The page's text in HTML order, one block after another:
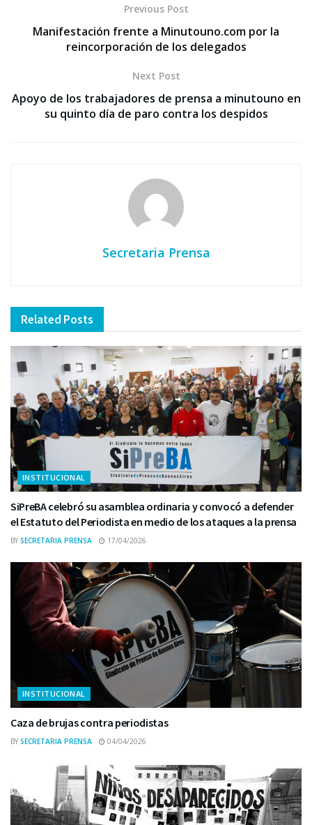
Previous Post
Manifestación frente a Minutouno.com por la
reincorporación de los delegados
Next Post
Apoyo de los trabajadores de prensa a minutouno en
su quinto día de paro contra los despidos
Secretaria Prensa
Related Posts
INSTITUCIONAL
SiPreBA celebró su asamblea ordinaria y convocó a defender
el Estatuto del Periodista en medio de los ataques a la prensa
BY SECRETARIA PRENSA 17/04/2026
INSTITUCIONAL
Caza de brujas contra periodistas
BY SECRETARIA PRENSA 04/04/2026